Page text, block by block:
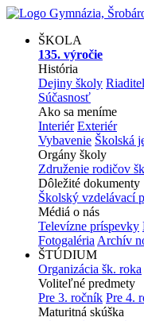
ŠKOLA
135. výročie
História
Dejiny školy
Súčasnosť
Ako sa meníme
Interiér Exteriér
Vybavenie Školská
Orgány školy
Združenie rodičov
Dôležité dokumenty
Školský vzdelávací
Médiá o nás
Televízne príspevky
Fotogaléria Archív
ŠTÚDIUM
Organizácia šk. roka
Voliteľné predmety
Pre 3. ročník Pre 4.
Maturitná skúška